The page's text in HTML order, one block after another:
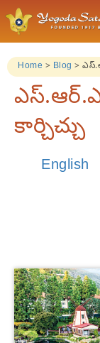
Home > Blog >
కార్చిచ్చు
English